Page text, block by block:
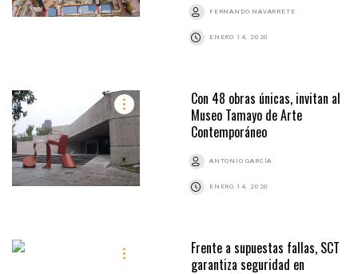
FERNANDO NAVARRETE
ENERO 14, 2020
Con 48 obras únicas, invitan al
Museo Tamayo de Arte
Contemporáneo
ANTONIO GARCÍA
ENERO 14, 2020
Frente a supuestas fallas, SCT
garantiza seguridad en